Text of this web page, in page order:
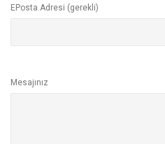
EPosta Adresi (gerekli)
Mesajınız